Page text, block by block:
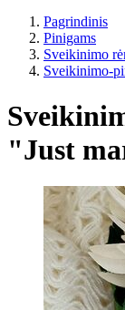
Pagrindinis
Pinigams
Sveikinimo
Sveikinimo-
"Just